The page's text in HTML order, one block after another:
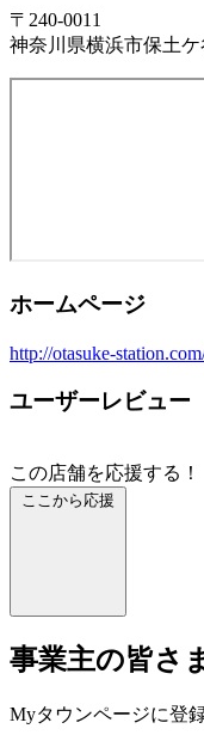
〒240-0011
神奈川県横浜市保土
ホームページ
http://otasuke-
ユーザーレビュー
この店舗を応援する！
ここから応援
事業主の皆さ
Myタウンページに登